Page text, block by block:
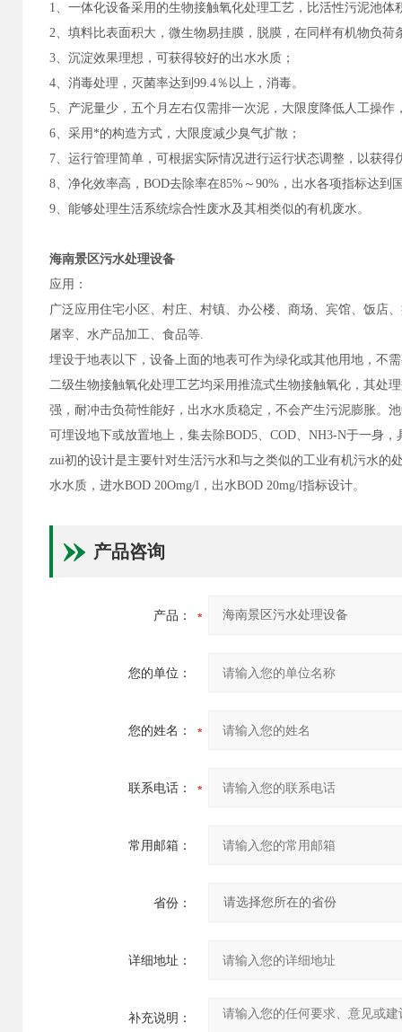
1、一体化设备采用的生物接触氧化处理工艺，比活性污泥池
2、填料比表面积大，微生物易挂膜，脱膜，在同样有机物负
3、沉淀效果理想，可获得较好的出水水质；
4、消毒处理，灭菌率达到99.4％以上，消毒。
5、产泥量少，五个月左右仅需排一次泥，大限度降低人工操
6、采用*的构造方式，大限度减少臭气扩散；
7、运行管理简单，可根据实际情况进行运行状态调整，以获得
8、净化效率高，BOD去除率在85%～90%，出水各项指标达到
9、能够处理生活系统综合性废水及其相类似的有机废水。
海南景区污水处理设备
应用：
广泛应用住宅小区、村庄、村镇、办公楼、商场、宾馆、饭店
屠宰、水产品加工、食品等.
埋设于地表以下，设备上面的地表可作为绿化或其他用地，不
二级生物接触氧化处理工艺均采用推流式生物接触氧化，其处
强，耐冲击负荷性能好，出水水质稳定，不会产生污泥膨胀。
可埋设地下或放置地上，集去除BOD5、COD、NH3-N于一身
zui初的设计是主要针对生活污水和与之类似的工业有机污水
水水质，进水BOD 20Omg/l，出水BOD 20mg/l指标设计。
产品咨询
产品：
您的单位：
您的姓名：
联系电话：
常用邮箱：
省份：
详细地址：
补充说明：